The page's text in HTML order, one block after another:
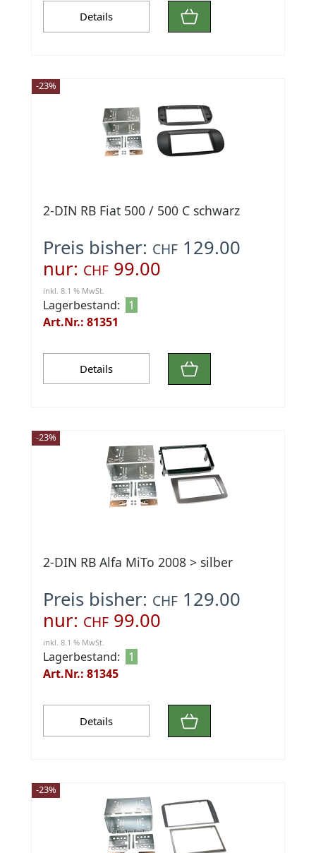
Details
-23%
2-DIN RB Fiat 500 / 500 C schwarz
Preis bisher: CHF 129.00
nur: CHF 99.00
inkl. 8.1 % MwSt.
Lagerbestand:
1
Art.Nr.: 81351
Details
-23%
2-DIN RB Alfa MiTo 2008 > silber
Preis bisher: CHF 129.00
nur: CHF 99.00
inkl. 8.1 % MwSt.
Lagerbestand:
1
Art.Nr.: 81345
Details
-23%